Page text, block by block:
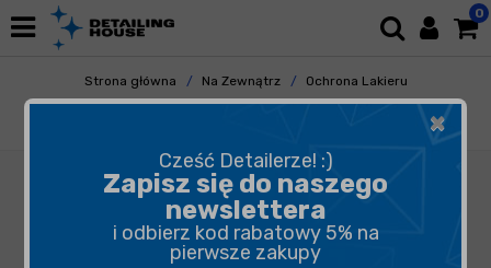
0
Strona główna Na Zewnątrz
Ochrona Lakieru
Powłoki Ceramiczne
×
Cześć Detailerze! :)
Zapisz się do naszego
newslettera
i odbierz kod rabatowy 5% na
pierwsze zakupy